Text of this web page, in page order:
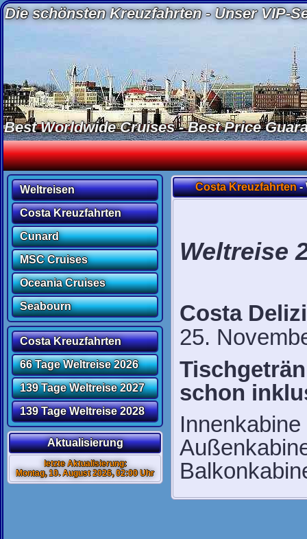
Die schönsten Kreuzfahrten - Unser VIP-
Best Worldwide Cruises - Best Price
Weltreisen
Costa Kreuzfahrten
Cunard
MSC Cruises
Oceania Cruises
Seabourn
Costa Kreuzfahrten
66 Tage Weltreise 2026
139 Tage Weltreise 2027
139 Tage Weltreise 2028
Aktualisierung
letzte Aktualisierung:
Montag, 10. August 2026, 02:00 Uhr
Costa Kreuzfahrten-
Weltreise
Costa
25.
schon